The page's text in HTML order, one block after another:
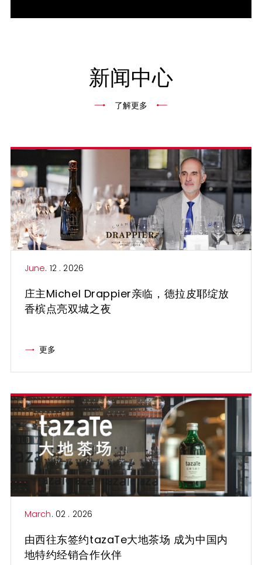
新闻中心
了解更多
June. 12 . 2026
庄主Michel Drappier亲临，德拉皮耶绽放
香槟点亮双城之夜
更多
March. 02 . 2026
由西往东签约tazaTe大地茶场 成为中国内
地特约经销合作伙伴